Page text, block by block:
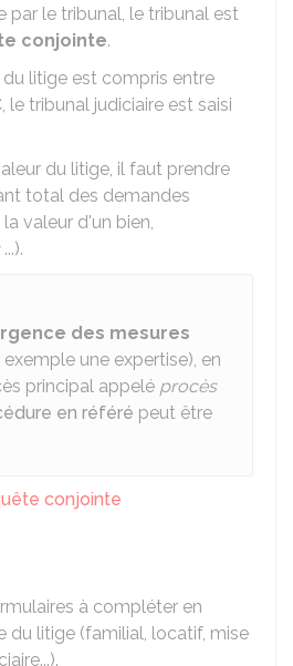
par le tribunal, le tribunal est
conjointe.
litige est compris entre
, le tribunal judiciaire est saisi
du litige, il faut prendre
total des demandes
valeur d'un bien,
...).
des mesures
exemple une expertise), en
principal appelé procès
en référé peut être
conjointe
à compléter en
du litige (familial, locatif, mise